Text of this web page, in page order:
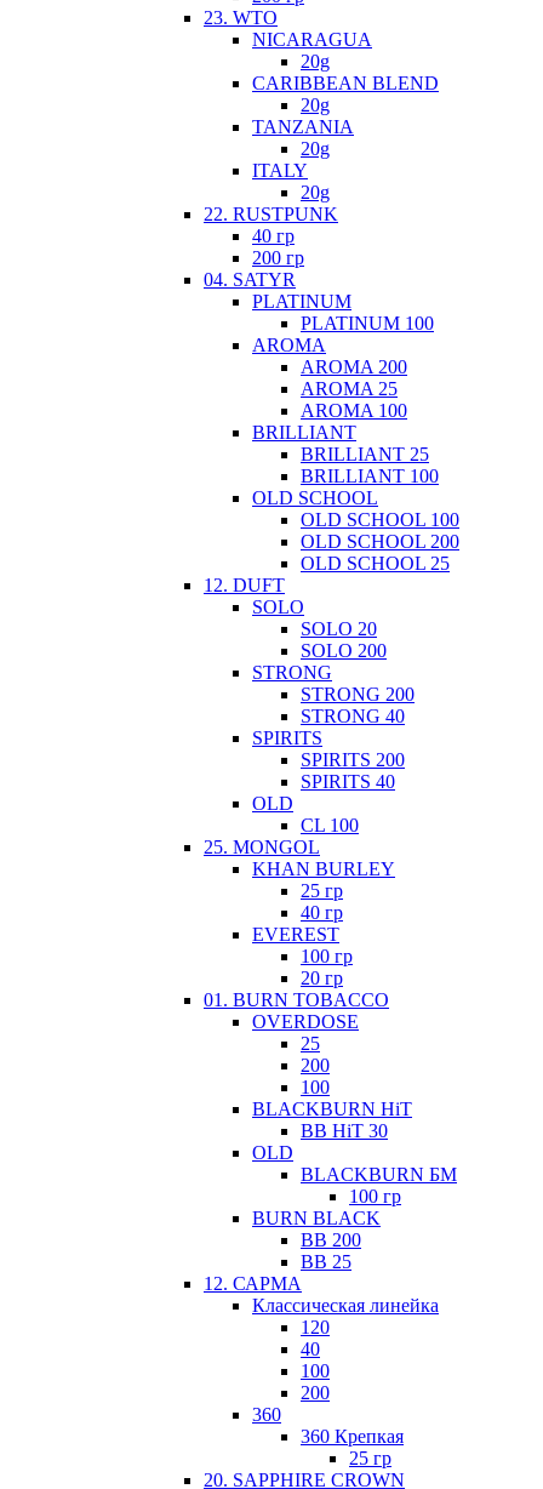
23. WTO
NICARAGUA
20g
CARIBBEAN BLEND
20g
TANZANIA
20g
ITALY
20g
22. RUSTPUNK
40 гр
200 гр
04. SATYR
PLATINUM
PLATINUM 100
AROMA
AROMA 200
AROMA 25
AROMA 100
BRILLIANT
BRILLIANT 25
BRILLIANT 100
OLD SCHOOL
OLD SCHOOL 100
OLD SCHOOL 200
OLD SCHOOL 25
12. DUFT
SOLO
SOLO 20
SOLO 200
STRONG
STRONG 200
STRONG 40
SPIRITS
SPIRITS 200
SPIRITS 40
OLD
CL 100
25. MONGOL
KHAN BURLEY
25 гр
40 гр
EVEREST
100 гр
20 гр
01. BURN TOBACCO
OVERDOSE
25
200
100
BLACKBURN HiT
BB HiT 30
ОLD
BLACKBURN БМ
100 гр
BURN BLACK
BB 200
BB 25
12. САРМА
Классическая линейка
120
40
100
200
360
360 Крепкая
25 гр
20. SAPPHIRE CROWN